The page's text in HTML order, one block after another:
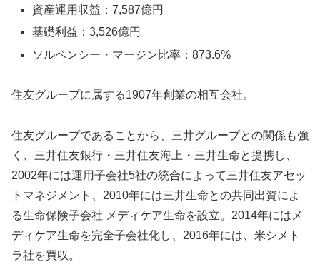
資産運用収益：7,587億円
基礎利益：3,526億円
ソルベンシー・マージン比率：873.6%
住友グループに属する1907年創業の相互会社。
住友グループであることから、三井グループとの関係も強
く、三井住友銀行・三井住友海上・三井生命と提携し、
2002年には運用子会社5社の統合によって三井住友アセッ
トマネジメント、2010年には三井生命との共同出資によ
る生命保険子会社 メディケア生命を設立。2014年にはメ
ディケア生命を完全子会社化し、2016年には、米シメト
ラ社を買収。